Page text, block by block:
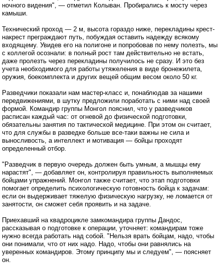
ночного видения", — отметил Колыван. Пробирались к мосту через
камыши.
Технический проход — 2 м, высота гораздо ниже, перекладины крест-
накрест преграждают путь, побуждая оставить надежду всякому
входящему. Увидев его на полигоне и попробовав по нему полезть, мы
с коллегой осознали: в полный рост там действительно не встать,
даже пролезть через перекладины получилось не сразу. И это без
учета необходимого для работы утяжеления в виде бронежилета,
оружия, боекомплекта и других вещей общим весом около 50 кг.
Разведчики показали нам мастер-класс и, понаблюдав за нашими
передвижениями, в шутку предложили поработать с ними над своей
формой. Командир группы Монгол пояснил, что у разведчиков
расписан каждый час: от огневой до физической подготовки,
обязательны занятия по тактической медицине. При этом он считает,
что для службы в разведке больше все-таки важны не сила и
выносливость, а интеллект и мотивация — бойцы проходят
определенный отбор.
"Разведчик в первую очередь должен быть умным, а мышцы ему
нарастят", — добавляет он, контролируя правильность выполняемых
бойцами упражнений. Монгол также считает, что этап подготовки
помогает определить психологическую готовность бойца к задачам:
если он выдерживает тяжелую физическую нагрузку, не ломается от
занятости, он сможет себя проявить и на задаче.
Приехавший на квадроцикле замкомандира группы Дандос,
рассказывая о подготовке к операции, уточняет: командирам тоже
нужно всегда работать над собой. "Нельзя врать бойцам, надо, чтобы
они понимали, что от них надо. Надо, чтобы они равнялись на
уверенных командиров. Этому принципу мы и следуем", — поясняет
он.